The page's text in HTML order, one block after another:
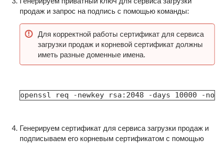
продаж и запрос на подпись с помощью команды:
Для корректной работы сертификат для сервиса
загрузки продаж и корневой сертификат должны
иметь разные доменные имена.
openssl req -newkey rsa:2048 -days 10000 -
Генерируем сертификат для сервиса загрузки продаж и
подписываем его корневым сертификатом с помощью